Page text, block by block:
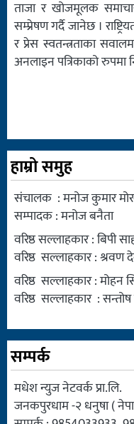
ताजा र खोजमूलक समाचार,
सम्प्रेषण गर्दै जानेछ ।
र प्रेस स्वतन्त्रताका
अनलाइन पत्रिकाको रुपमा
हाम्रो समुह
संचालक : मनोज कुमार
सम्पादक : मनोज बनैता
वरिष्ठ सल्लाहकार : बिपी
वरिष्ठ सल्लाहकार : श्रवण
वरिष्ठ सल्लाहकार : मोहन
वरिष्ठ सल्लाहकार :
सम्पर्क
मधेश न्युज नेटवर्क प्रा.लि.
जनकपुरधाम -२ धनुषा (